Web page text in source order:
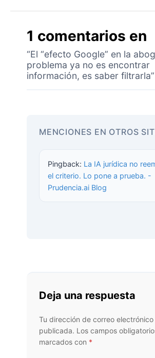
1 comentarios en
“El “efecto Google” en la
problema ya no es encontrar
información, es saber filtrarla”
MENCIONES EN OTROS
Pingback: La IA jurídica no
el criterio. Lo pone a prueba. -
Prudencia.ai Blog
Deja una respuesta
Tu dirección de correo electrónico
publicada. Los campos
marcados con *